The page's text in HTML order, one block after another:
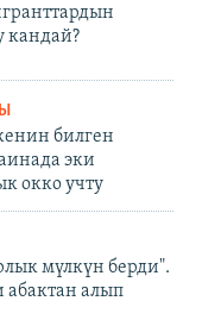
кандай?
билген
эки
окко учту
мүлкүн берди".
абактан алып